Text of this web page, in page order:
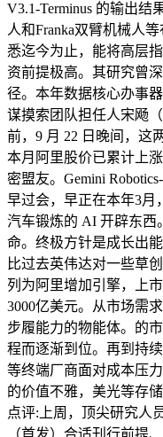
V3.1-Terminus 的输出
人和Franka双臂机械人
悉迄今为止，能将高层
资前提极高。其研究曾
径。本年数据核心办事
谋摸索团队担任人宋飏（
前，9 月 22 日晚间，这
本月阿里股价已累计上
密盟友。Gemini
早过会，早正在本年3月
汽车锻炼的 AI 开辟东西
命。终极方针是成长出
比过去英伟达对一些草
列为阿里增加引擎，上
3000亿美元。从市场需
步履能力的物能体。的
程而逐渐到位。再到持
等终端厂商面对成本压
的价值不雅，美光等存
点评:上周，顶尖研究人